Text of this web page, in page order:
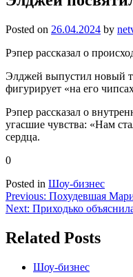
Posted on 26.04.2024 by
Рэпер рассказал о
Элджей выпустил новый
фигурирует «на его
Рэпер рассказал о
угасшие чувства: «Нам
сердца.
0
Posted in Шоу-бизнес
Навигация
по
записям
Previous: Похудевшая
Next: Приходько
Related Posts
Шоу-бизнес